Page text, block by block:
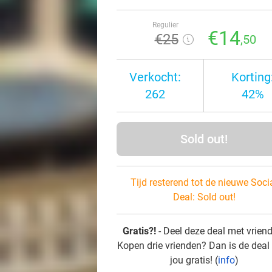
Regulier
€25 €14,50
Verkocht:
262
42%
Sold out!
Tijd resterend tot de nieuwe
Deal: Sold out!
Gratis?! - Deel deze deal met
Kopen drie vrienden? Dan is de
jou gratis! (info)